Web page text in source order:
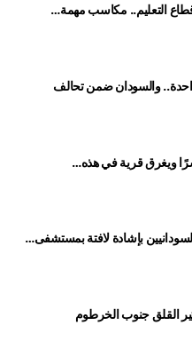
التعليم.. مكاسب مهمة…
واحدة.. والسودان ضمن تحالف
ويغرق قرية في هذه…
بإشادة لافتة بمستشفى…
القلق جنوب الخرطوم